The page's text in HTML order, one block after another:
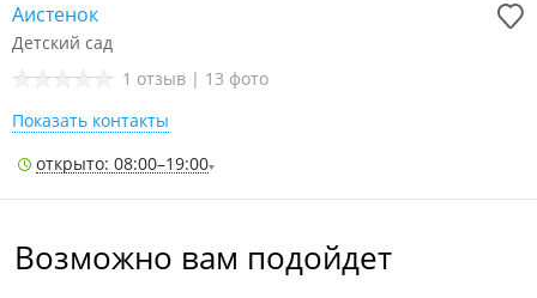
Аистенок
Детский сад
1 отзыв | 13 фото
Показать контакты
открыто: 08:00–19:00
Возможно вам подойдет